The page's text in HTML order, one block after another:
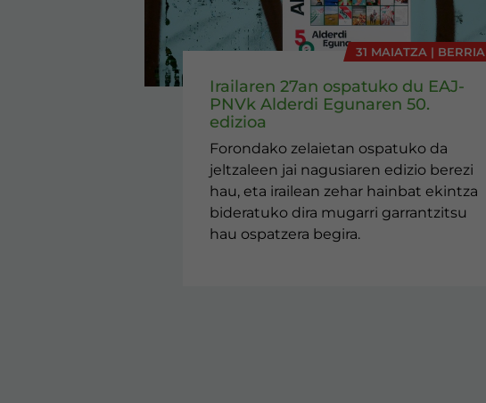
31 MAIATZA | BERRIA
Irailaren 27an ospatuko du EAJ-
PNVk Alderdi Egunaren 50.
edizioa
Forondako zelaietan ospatuko da
jeltzaleen jai nagusiaren edizio berezi
hau, eta irailean zehar hainbat ekintza
bideratuko dira mugarri garrantzitsu
hau ospatzera begira.